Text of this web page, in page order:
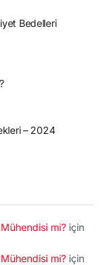
Bedelleri
– 2024
mi? için
mi? için